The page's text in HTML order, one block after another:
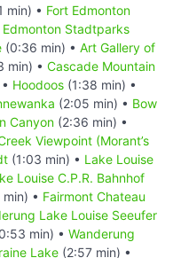
min) • Fort Edmonton
Edmonton Stadtparks
(0:36 min) • Art Gallery of
min) • Cascade Mountain
Hoodoos (1:38 min) •
(2:05 min) • Bow
Canyon (2:36 min) •
Viewpoint (Morant’s
(1:03 min) • Lake Louise
Louise C.P.R. Bahnhof
• Fairmont Chateau
Lake Louise Seeufer
min) • Wanderung
Lake (2:57 min) •